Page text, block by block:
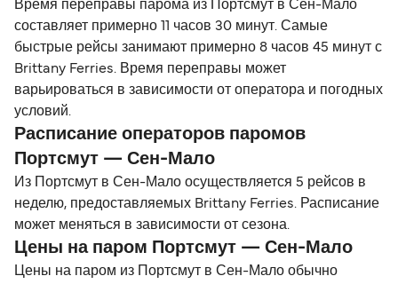
Время переправы парома из Портсмут в Сен-Мало
составляет примерно 11 часов 30 минут. Самые
быстрые рейсы занимают примерно 8 часов 45 минут с
Brittany Ferries. Время переправы может
варьироваться в зависимости от оператора и погодных
условий.
Расписание операторов паромов
Портсмут — Сен-Мало
Из Портсмут в Сен-Мало осуществляется 5 рейсов в
неделю, предоставляемых Brittany Ferries. Расписание
может меняться в зависимости от сезона.
Цены на паром Портсмут — Сен-Мало
Цены на паром из Портсмут в Сен-Мало обычно